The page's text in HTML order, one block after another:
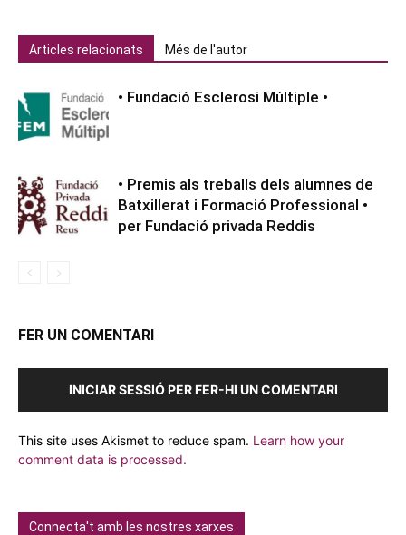
Articles relacionats Més de l'autor
• Fundació Esclerosi Múltiple •
• Premis als treballs dels alumnes de
Batxillerat i Formació Professional •
per Fundació privada Reddis
FER UN COMENTARI
INICIAR SESSIÓ PER FER-HI UN COMENTARI
This site uses Akismet to reduce spam. Learn how your
comment data is processed.
Connecta't amb les nostres xarxes